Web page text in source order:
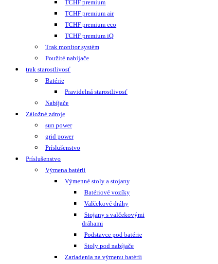
TCHF premium
TCHF premium air
TCHF premium eco
TCHF premium iQ
Trak monitor systém
Použité nabíjače
trak starostlivosť
Batérie
Pravidelná starostlivosť
Nabíjače
Záložné zdroje
sun power
grid power
Príslušenstvo
Príslušenstvo
Výmena batérií
Výmenné stoly a stojany
Batériové vozíky
Valčekové dráhy
Stojany s valčekovými
dráhami
Podstavce pod batérie
Stoly pod nabíjače
Zariadenia na výmenu batérií